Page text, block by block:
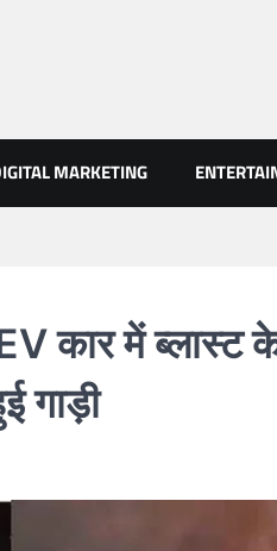
BHUIYAN
MARKETING
कार में ब्लास्ट
गाड़ी